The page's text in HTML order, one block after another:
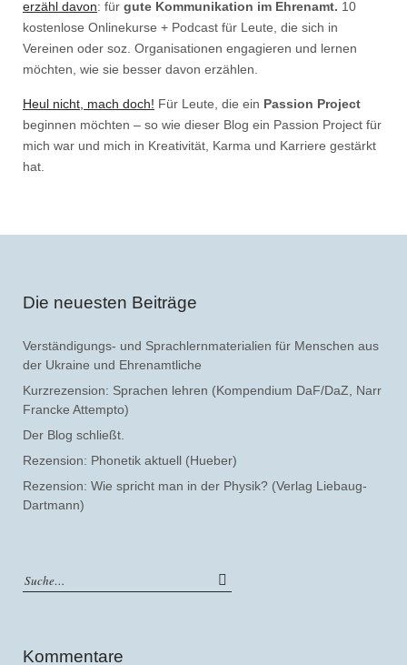
erzähl davon: für gute Kommunikation im Ehrenamt. 10
kostenlose Onlinekurse + Podcast für Leute, die sich in
Vereinen oder soz. Organisationen engagieren und lernen
möchten, wie sie besser davon erzählen.
Heul nicht, mach doch! Für Leute, die ein Passion Project
beginnen möchten – so wie dieser Blog ein Passion Project für
mich war und mich in Kreativität, Karma und Karriere gestärkt
hat.
Die neuesten Beiträge
Verständigungs- und Sprachlernmaterialien für Menschen aus
der Ukraine und Ehrenamtliche
Kurzrezension: Sprachen lehren (Kompendium DaF/DaZ, Narr
Francke Attempto)
Der Blog schließt.
Rezension: Phonetik aktuell (Hueber)
Rezension: Wie spricht man in der Physik? (Verlag Liebaug-
Dartmann)
Kommentare